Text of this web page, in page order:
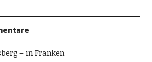
– in Franken